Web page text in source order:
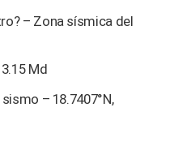
– Zona sísmica del
Md
– 18.7407°N,